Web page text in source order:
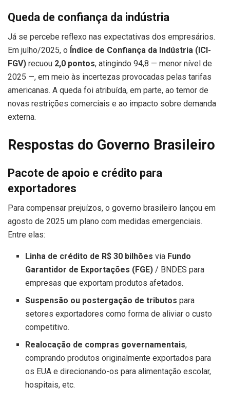
Queda de confiança da indústria
Já se percebe reflexo nas expectativas dos empresários.
Em julho/2025, o Índice de Confiança da Indústria (ICI-
FGV) recuou 2,0 pontos, atingindo 94,8 — menor nível de
2025 —, em meio às incertezas provocadas pelas tarifas
americanas. A queda foi atribuída, em parte, ao temor de
novas restrições comerciais e ao impacto sobre demanda
externa.
Respostas do Governo Brasileiro
Pacote de apoio e crédito para
exportadores
Para compensar prejuízos, o governo brasileiro lançou em
agosto de 2025 um plano com medidas emergenciais.
Entre elas:
Linha de crédito de R$ 30 bilhões via Fundo
Garantidor de Exportações (FGE) / BNDES para
empresas que exportam produtos afetados.
Suspensão ou postergação de tributos para
setores exportadores como forma de aliviar o custo
competitivo.
Realocação de compras governamentais,
comprando produtos originalmente exportados para
os EUA e direcionando-os para alimentação escolar,
hospitais, etc.